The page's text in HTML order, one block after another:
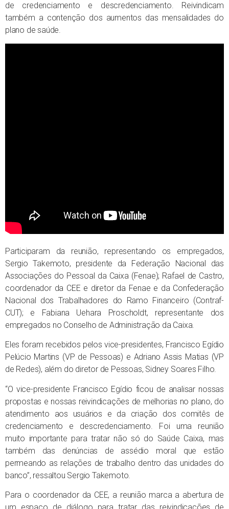
de credenciamento e descredenciamento. Reivindicam
também a contenção dos aumentos das mensalidades do
plano de saúde.
Participaram da reunião, representando os empregados,
Sergio Takemoto, presidente da Federação Nacional das
Associações do Pessoal da Caixa (Fenae); Rafael de Castro,
coordenador da CEE e diretor da Fenae e da Confederação
Nacional dos Trabalhadores do Ramo Financeiro (Contraf-
CUT); e Fabiana Uehara Proscholdt, representante dos
empregados no Conselho de Administração da Caixa.
Eles foram recebidos pelos vice-presidentes, Francisco Egídio
Pelúcio Martins (VP de Pessoas) e Adriano Assis Matias (VP
de Redes), além do diretor de Pessoas, Sidney Soares Filho.
“O vice-presidente Francisco Egídio ficou de analisar nossas
propostas e nossas reivindicações de melhorias no plano, do
atendimento aos usuários e da criação dos comitês de
credenciamento e descredenciamento. Foi uma reunião
muito importante para tratar não só do Saúde Caixa, mas
também das denúncias de assédio moral que estão
permeando as relações de trabalho dentro das unidades do
banco”, ressaltou Sergio Takemoto.
Para o coordenador da CEE, a reunião marca a abertura de